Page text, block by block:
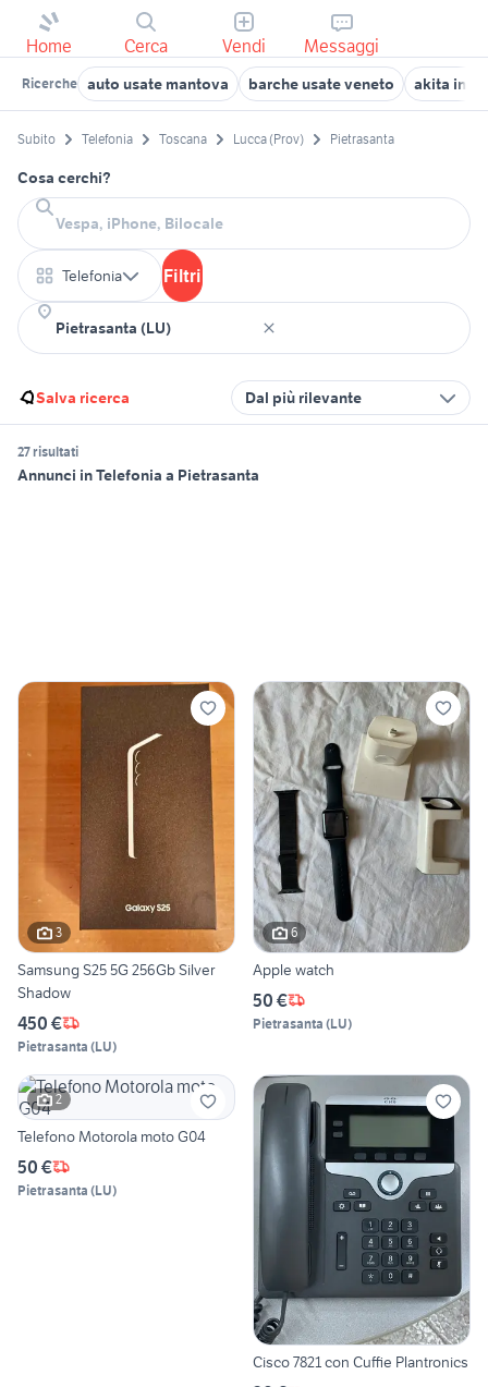
Home Cerca Vendi Messaggi
Ricerche auto usate mantova barche usate veneto akita inu
Subito Telefonia Toscana Lucca (Prov) Pietrasanta
Cosa cerchi?
Telefonia Filtri
Salva ricerca Dal più rilevante
27 risultati
Annunci in Telefonia a Pietrasanta
3
Samsung S25 5G 256Gb Silver
Shadow
450 €
Pietrasanta (LU)
6
Apple watch
50 €
Pietrasanta (LU)
2
Telefono Motorola moto G04
50 €
Pietrasanta (LU)
Cisco 7821 con Cuffie Plantronics